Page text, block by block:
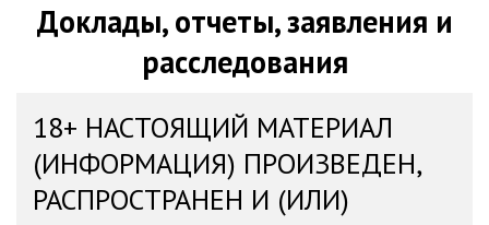
Доклады, отчеты, заявления и
расследования
18+ НАСТОЯЩИЙ МАТЕРИАЛ
(ИНФОРМАЦИЯ) ПРОИЗВЕДЕН,
РАСПРОСТРАНЕН И (ИЛИ)